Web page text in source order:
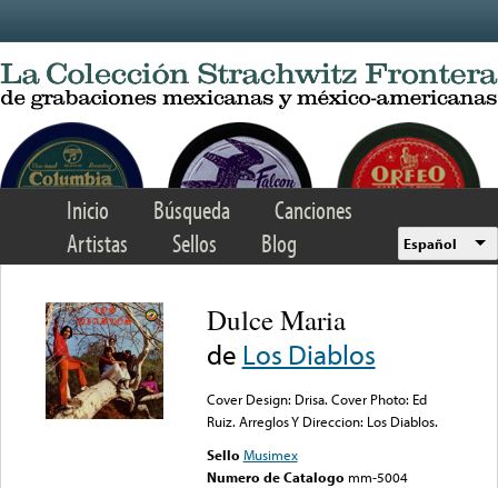
Inicio Búsqueda
Canciones
Artistas
Sellos Blog Español
Dulce Maria
de Los Diablos
Cover Design: Drisa. Cover Photo: Ed
Ruiz. Arreglos Y Direccion: Los Diablos.
Sello Musimex
Numero de Catalogo mm-5004